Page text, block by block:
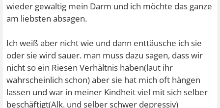
wieder gewaltig mein Darm und ich möchte das ganze
am liebsten absagen.
Ich weiß aber nicht wie und dann enttäusche ich sie
oder sie wird sauer. man muss dazu sagen, dass wir
nicht so ein Riesen Verhältnis haben(laut ihr
wahrscheinlich schon) aber sie hat mich oft hängen
lassen und war in meiner Kindheit viel mit sich selber
beschäftigt(Alk. und selber schwer depressiv)